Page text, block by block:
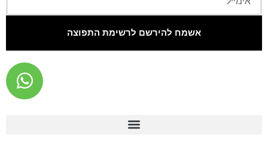
אשמח להירשם לרשימת התפוצה